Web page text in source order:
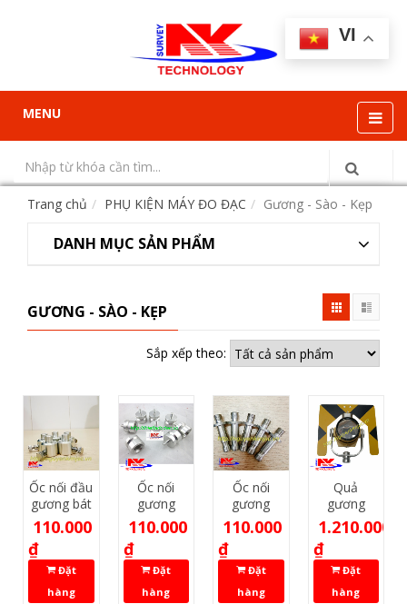
MENU
VI
Trang chủ PHỤ KIỆN MÁY ĐO ĐẠC Gương - Sào - Kẹp
DANH MỤC SẢN PHẨM
GƯƠNG - SÀO - KẸP
Sắp xếp theo:
Ốc nối đầu
gương bát
110.000
₫
Đặt
hàng
Ốc nối
gương
mini Leica
110.000
₫
Đặt
hàng
Ốc nối
gương
Leica
110.000
₫
Đặt
hàng
Quả
gương
Topcon
1.210.000
₫
Đặt
hàng